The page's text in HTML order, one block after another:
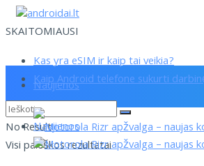
SKAITOMIAUSI
Kas yra eSIM ir kaip tai veikia?
Kaip Android telefone sukurti
No Result
Visi paieškos rezultatai
Naujienos
Naujienos